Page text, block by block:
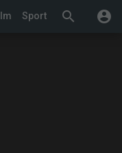
search account_circle
Sport